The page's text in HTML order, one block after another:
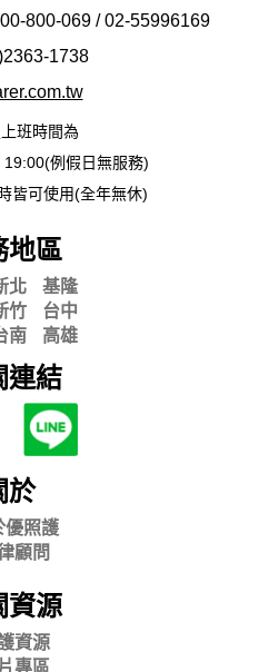
800-069 / 02-55996169
1738
班時間為
例假日無服務)
皆可使用(全年無休)
地區
北
基隆
竹
台中
南 高雄
連結
於
優照護
顧問
資源
資源
專區